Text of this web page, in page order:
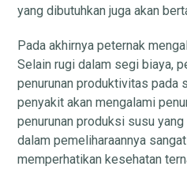
yang dibutuhkan juga akan
Pada akhirnya peternak
Selain rugi dalam segi biaya,
penurunan produktivitas pada
penyakit akan mengalami
penurunan produksi susu
dalam pemeliharaannya
memperhatikan kesehatan